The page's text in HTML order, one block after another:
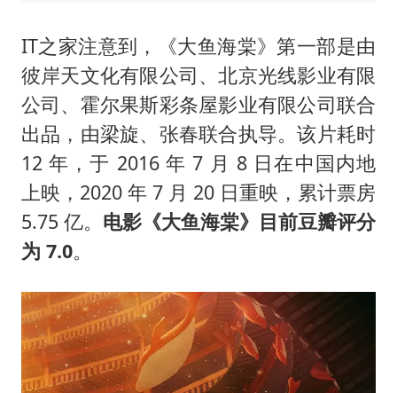
IT之家注意到，《大鱼海棠》第一部是由
彼岸天文化有限公司、北京光线影业有限
公司、霍尔果斯彩条屋影业有限公司联合
出品，由梁旋、张春联合执导。该片耗时
12 年，于 2016 年 7 月 8 日在中国内地
上映，2020 年 7 月 20 日重映，累计票房
5.75 亿。 电影《大鱼海棠》目前豆瓣评分
为 7.0。